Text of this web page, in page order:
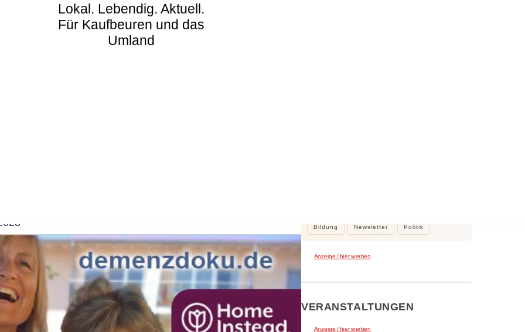
Lokal. Lebendig. Aktuell.
Für Kaufbeuren und das
Umland
Bildung Newsletter Politik
Anzeige / hier werben
VERANSTALTUNGEN
Anzeige / hier werben